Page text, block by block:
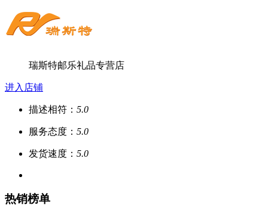
瑞斯特邮乐礼品专营店
进入店铺
描述相符： 5.0
服务态度： 5.0
发货速度： 5.0
热销榜单